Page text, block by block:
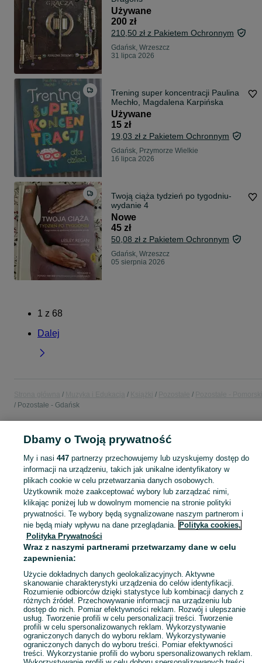
Używane
200 zł
210,50 zł z Pakietem Ochronnym
Gdańsk, Wrzeszcz
31 lipca 2026
Trening super koncentracji Paulina
Mechło, Magdalena Karpińska
Używane
15 zł
19,03 zł z Pakietem Ochronnym
Gdańsk, Przymorze Wielkie
16 lipca 2026
Twoją ciąża tydzień po tygodniu-
wydanie 4
Nowe
45 zł
50,08 zł z Pakietem Ochronnym
Gdańsk, Wrzeszcz
05 sierpnia 2026
1 z 68
Dalej
Pozostałe - Gdańsk
POLSKA » POMORSKIE » GDAŃSK
KATEGORIA
Zobacz
Mapa kategorii
Mapa miejscowości
Mapa ministron
Popularne wyszukiwania
Dbamy o Twoją prywatność
My i nasi 447partnerzy przechowujemy lub uzyskujemy dostęp do
informacji na urządzeniu, takich jak unikalne identyfikatory w
plikach cookie w celu przetwarzania danych osobowych.
Użytkownik może zaakceptować wybory lub zarządzać nimi,
klikając poniżej lub w dowolnym momencie na stronie polityki
prywatności. Te wybory będą sygnalizowane naszym partnerom i
nie będą miały wpływu na dane przeglądania. Polityka cookies,
Polityka Prywatności
Wraz z naszymi partnerami przetwarzamy dane w celu
zapewnienia:
Użycie dokładnych danych geolokalizacyjnych. Aktywne
skanowanie charakterystyki urządzenia do celów identyfikacji.
Rozumienie odbiorców dzięki statystyce lub kombinacji danych z
różnych źródeł. Przechowywanie informacji na urządzeniu lub
dostęp do nich. Pomiar efektywności reklam. Rozwój i ulepszanie
usług. Tworzenie profili w celu personalizacji treści. Tworzenie
profili w celu spersonalizowanych reklam. Wykorzystywanie
ograniczonych danych do wyboru reklam. Wykorzystywanie
ograniczonych danych do wyboru treści. Pomiar efektywności
treści. Wykorzystanie profili do wyboru spersonalizowanych reklam.